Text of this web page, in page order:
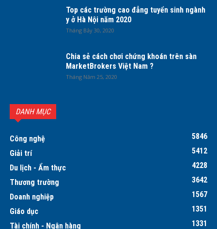
Top các trường cao đẳng tuyển sinh ngành
y ở Hà Nội năm 2020
Tháng Bảy 30, 2020
Chia sẻ cách chơi chứng khoán trên sàn
MarketBrokers Việt Nam ?
Tháng Năm 25, 2020
DANH MỤC
Công nghệ
5846
Giải trí
5412
Du lịch - Ẩm thực
4228
Thương trường
3642
Doanh nghiệp
1567
Giáo dục
1351
Tài chính - Ngân hàng
1331